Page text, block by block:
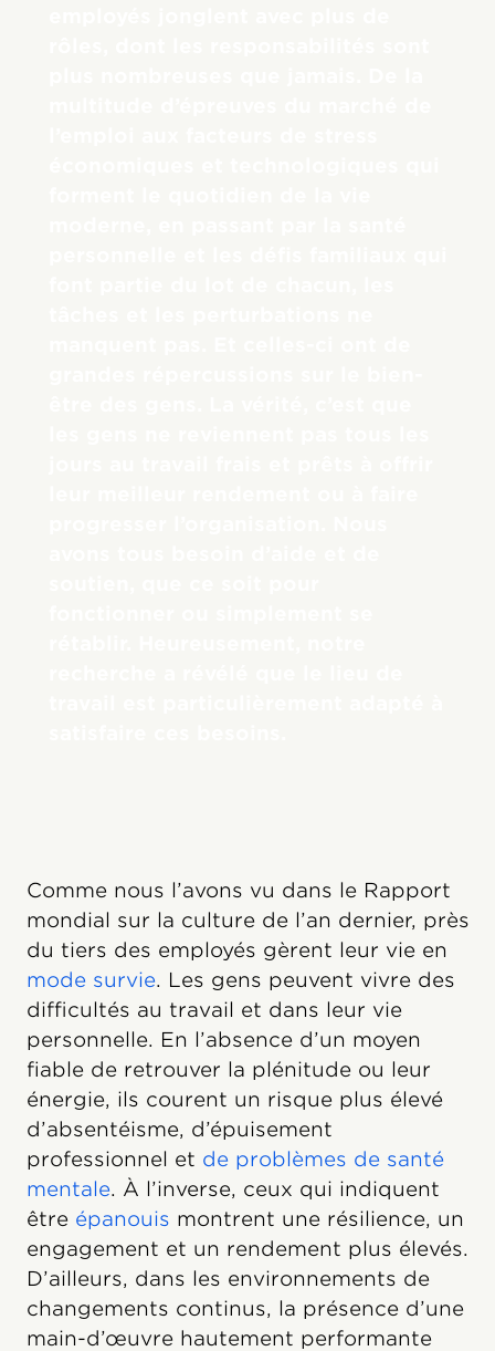
Comme nous l’avons vu dans le Rapport
mondial sur la culture de l’an dernier, près
du tiers des employés gèrent leur vie en
mode survie. Les gens peuvent vivre des
difficultés au travail et dans leur vie
personnelle. En l’absence d’un moyen
fiable de retrouver la plénitude ou leur
énergie, ils courent un risque plus élevé
d’absentéisme, d’épuisement
professionnel et de problèmes de santé
mentale. À l’inverse, ceux qui indiquent
être épanouis montrent une résilience, un
engagement et un rendement plus élevés.
D’ailleurs, dans les environnements de
changements continus, la présence d’une
main-d’œuvre hautement performante